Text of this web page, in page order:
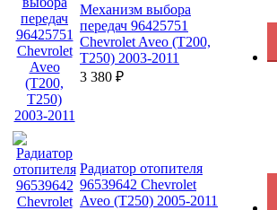
Механизм выбора
передач 96425751
Chevrolet Aveo (T200,
T250) 2003-2011
3 380 ₽
Радиатор отопителя
96539642 Chevrolet
Aveo (T250) 2005-2011